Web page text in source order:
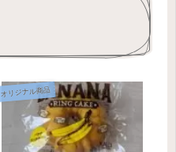
オリジナル商品